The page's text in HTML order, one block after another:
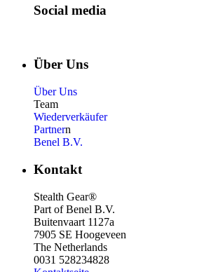
Social media
Über Uns
Über Uns
Team
Wiederverkäufer
Partnern
Benel B.V.
Kontakt
Stealth Gear®
Part of Benel B.V.
Buitenvaart 1127a
7905 SE Hoogeveen
The Netherlands
0031 528234828